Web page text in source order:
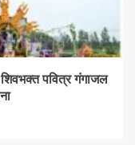
पवित्र गंगाजल